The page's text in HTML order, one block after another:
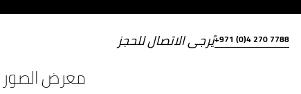
يُرجى الاتصال للحجز+971 (0)4 270 7788
معرض الصور